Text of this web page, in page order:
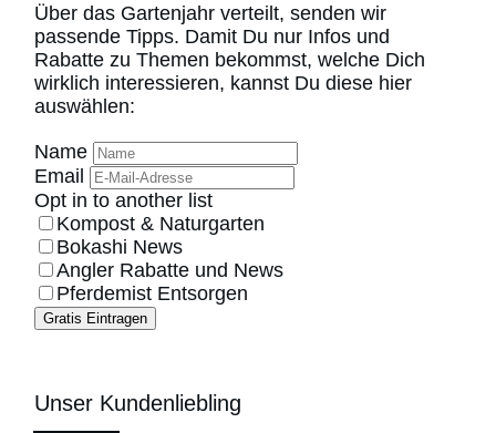
Über das Gartenjahr verteilt, senden wir
passende Tipps. Damit Du nur Infos und
Rabatte zu Themen bekommst, welche Dich
wirklich interessieren, kannst Du diese hier
auswählen:
Name
Email
Opt in to another list
Kompost & Naturgarten
Bokashi News
Angler Rabatte und News
Pferdemist Entsorgen
Gratis Eintragen
Unser Kundenliebling